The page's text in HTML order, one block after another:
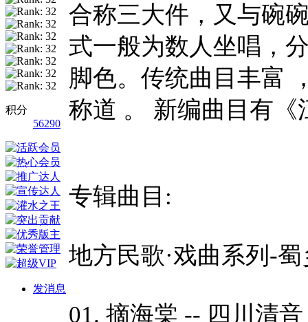
积分
56290
发消息
合称三大件，又与碗
式一般为数人坐唱，
脚色。传统曲目丰富
称道 。 新编曲目有
专辑曲目:
地方民歌·戏曲系列-蜀
01. 摘海棠 -- 四川清